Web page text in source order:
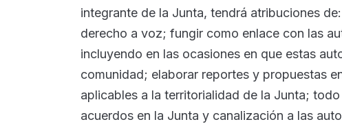
integrante de la Junta, tendrá atribuciones
derecho a voz; fungir como enlace con las
incluyendo en las ocasiones en que estas
comunidad; elaborar reportes y propuestas
aplicables a la territorialidad de la Junta;
acuerdos en la Junta y canalización a las